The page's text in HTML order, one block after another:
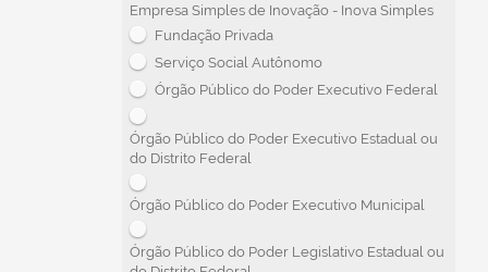
Empresa Simples de Inovação - Inova Simples
Fundação Privada
Serviço Social Autônomo
Órgão Público do Poder Executivo Federal
Órgão Público do Poder Executivo Estadual ou
do Distrito Federal
Órgão Público do Poder Executivo Municipal
Órgão Público do Poder Legislativo Estadual ou